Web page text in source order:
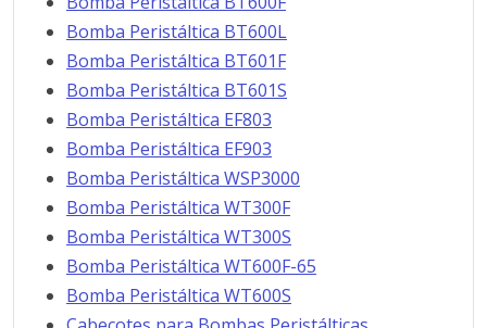
Bomba Peristáltica BT600L
Bomba Peristáltica BT601F
Bomba Peristáltica BT601S
Bomba Peristáltica EF803
Bomba Peristáltica EF903
Bomba Peristáltica WSP3000
Bomba Peristáltica WT300F
Bomba Peristáltica WT300S
Bomba Peristáltica WT600F-65
Bomba Peristáltica WT600S